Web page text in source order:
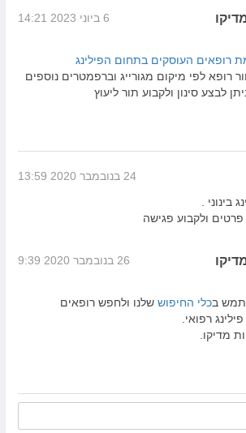
6 ביוני 2023 14:21
רופאים העוסקים בתחום הפילינג
רופא לפי מיקום מגורייג וברפמטרים נוספים
לבצע סינון ולקבוע תור ליעוץ
24 בנובמבר 2020 13:59
בינוני .
ולקבוע פגישה
26 בנובמבר 2020 9:39
בכלי החיפוש שלנו ולחפש רופאים
רפואי.
מדיקו.